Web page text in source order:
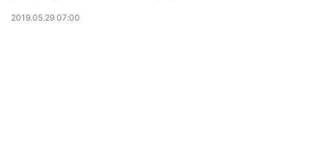
2019.05.29 07:00